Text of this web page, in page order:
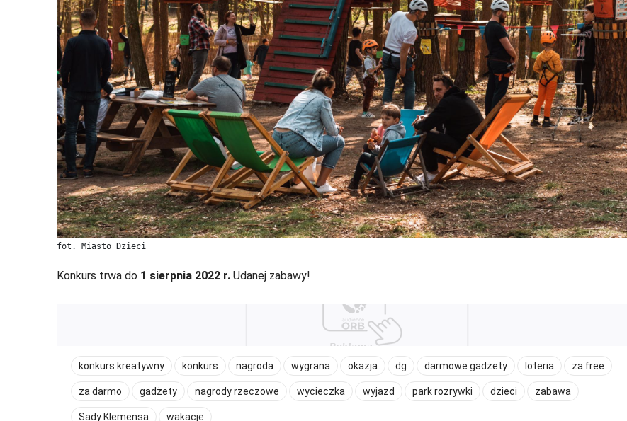
fot. Miasto Dzieci
Konkurs trwa do 1 sierpnia 2022 r. Udanej zabawy!
konkurs kreatywny konkurs nagroda wygrana okazja dg darmowe gadżety loteria za free
za darmo gadżety nagrody rzeczowe wycieczka wyjazd park rozrywki dzieci zabawa
Sady Klemensa wakacje